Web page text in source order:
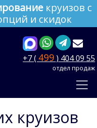
круизов с
и скидок
+7 ( 499 ) 404 09 55
отдел продаж
круизов